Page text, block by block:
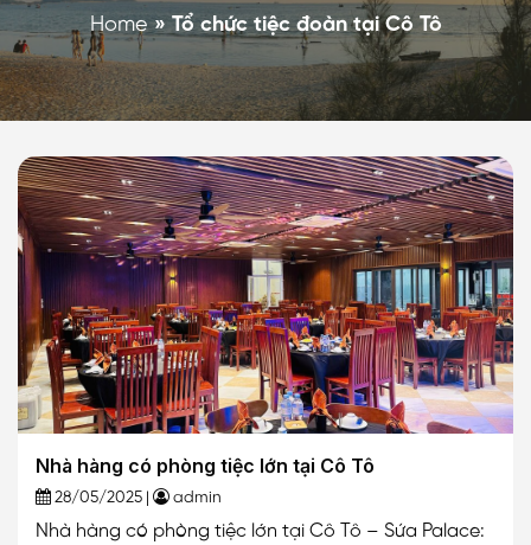
Home»Tổ chức tiệc đoàn tại Cô Tô
Nhà hàng có phòng tiệc lớn tại Cô Tô
28/05/2025 | admin
Nhà hàng có phòng tiệc lớn tại Cô Tô – Sứa Palace: